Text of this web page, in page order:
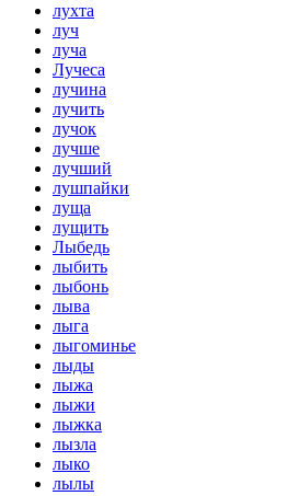
лухта
луч
луча
Лучеса
лучина
лучить
лучок
лучше
лучший
лушпайки
луща
лущить
Лыбедь
лыбить
лыбонь
лыва
лыга
лыгоминье
лыды
лыжа
лыжи
лыжка
лызла
лыко
лылы